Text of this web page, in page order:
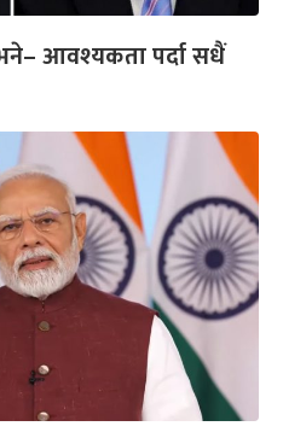
भने– आवश्यकता पर्दा सधैं